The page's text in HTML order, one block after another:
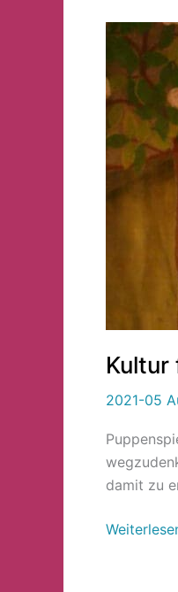
Kultur
2021-05
damit zu
Kultur
die
ganze
Familie